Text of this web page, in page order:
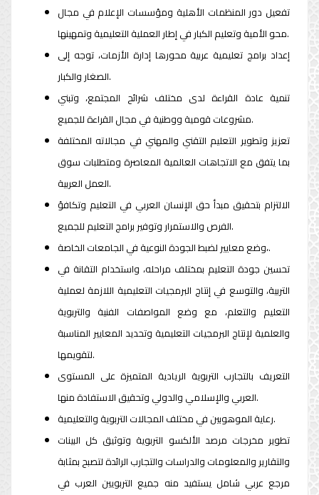
تفعيل دور المنظمات الأهلية ومؤسسات الإعلام في مجال
محو الأمية وتعليم الكبار في إطار العملية التعليمية وتمهينها.
إعداد برامج تعليمية عربية محورها إدارة الأزمات، توجه إلى
الصغار والكبار.
تنمية عادة القراءة لدى مختلف شرائح المجتمع، وتبني
مشروعات قومية ووطنية في مجال القراءة للجميع.
تعزيز وتطوير التعليم التقني والمهني في مجالاته المختلفة
بما يتفق مع الاتجاهات العالمية المعاصرة ومتطلبات سوق
العمل العربية.
الالتزام بتحقيق مبدأ حق الإنسان العربي في التعليم وتكافؤ
الفرص والاستمرار وتوفير برامج التعليم للجميع.
وضع معايير لضبط الجودة النوعية في الجامعات الخاصة،.
تحسين جودة التعليم بمختلف مراحله، واستخدام التقانة في
التربية، والتوسع في إنتاج البرمجيات التعليمية اللازمة لعملية
التعليم والتعلم، مع وضع المواصفات الفنية والتربوية
والعلمية لإنتاج البرمجيات التعليمية وتحديد المعايير المناسبة
لتقويمها.
التعريف بالتجارب التربوية الريادية المتميزة على المستوى
العربي والإسلامي والدولي وتحقيق الاستفادة منها.
رعاية الموهوبين في مختلف المجالات التربوية والتعليمية.
تطوير مخرجات مرصد الألكسو التربوية وتوثيق كل البينات
والتقارير والمعلومات والدراسات والتجارب الرائدة لتصبح بمثابة
مرجع عربي شامل يستفيد منه جميع التربويين العرب في